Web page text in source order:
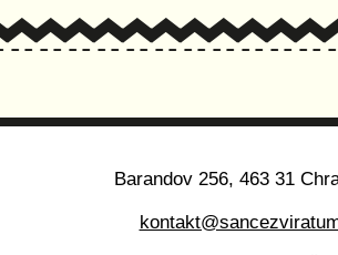
Barandov 256, 463 31